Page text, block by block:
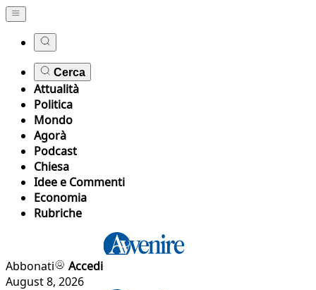
Cerca
Attualità
Politica
Mondo
Agorà
Podcast
Chiesa
Idee e Commenti
Economia
Rubriche
Abbonati
Accedi
August 8, 2026